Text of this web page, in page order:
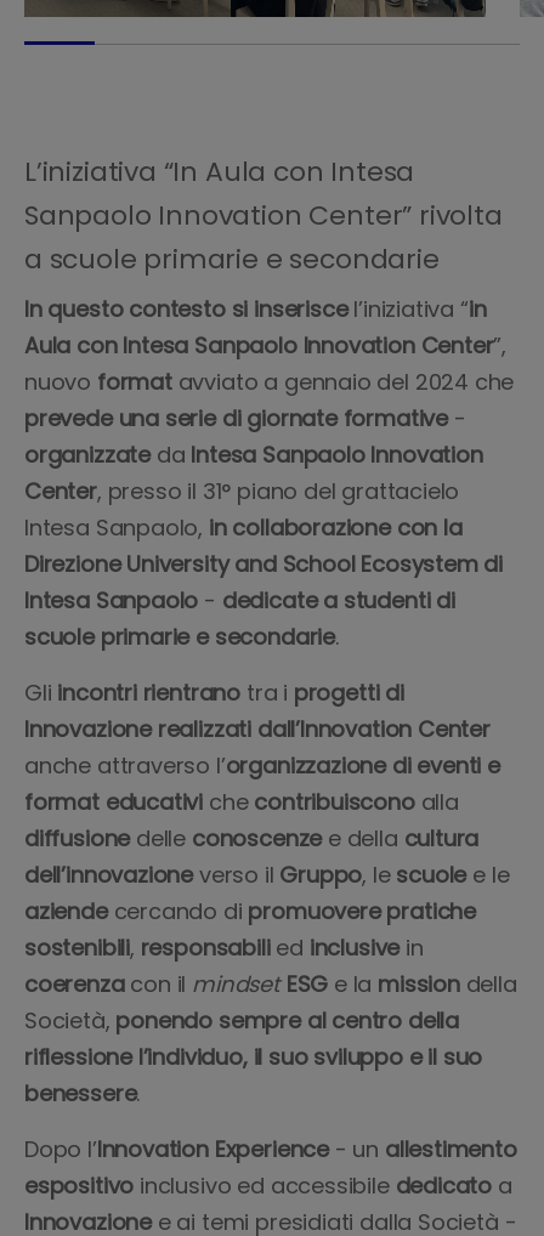
L’iniziativa “In Aula con Intesa
Sanpaolo Innovation Center” rivolta
a scuole primarie e secondarie
In questo contesto si inseriscel’iniziativa “in
Aula con Intesa Sanpaolo Innovation Center”,
nuovo format avviato a gennaio del 2024 che
prevede una serie di giornate formative-
organizzateda Intesa Sanpaolo Innovation
Center, presso il 31° piano del grattacielo
Intesa Sanpaolo, in collaborazione con la
Direzione University and School Ecosystem di
Intesa Sanpaolo - dedicate a studenti di
scuole primarie e secondarie.
Gli incontri rientrano tra i progetti di
Innovazione realizzati dall’Innovation Center
anche attraverso l’organizzazione di eventi e
format educativi che contribuisconoalla
diffusionedelle conoscenzee della cultura
dell’innovazioneverso il Gruppo, le scuolee le
aziendecercando di promuovere pratiche
sostenibili, responsabilied inclusivein
coerenzacon il mindset ESG e la missiondella
Società, ponendo sempre al centro della
riflessione l’individuo, il suo sviluppo e il suo
benessere.
Dopo l’Innovation Experience- un allestimento
espositivo inclusivo ed accessibile dedicato a
Innovazionee ai temi presidiati dalla Società -